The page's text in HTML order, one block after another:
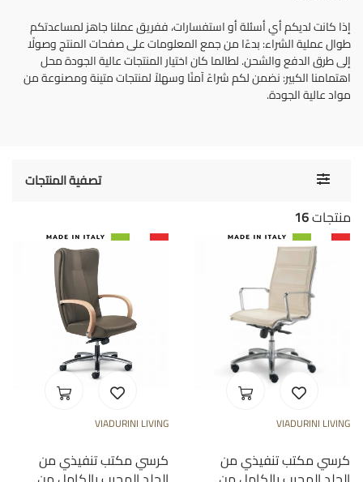
إذا كانت لديكم أي أسئلة أو استفسارات، ففريق عملنا جاهز لمساعدتكم
طوال عملية الشراء: بدءًا من جمع المعلومات على صفحات المنتج وصولًا
إلى طرق الدفع والشحن. لطالما كان اختيار المنتجات عالية الجودة محل
اهتمامنا الكبير: نضمن لكم شراءً آمنًا وسهلاً لمنتجات متينة ومصنوعة من
مواد عالية الجودة.
Toggle تصفية المنتجات
16منتجات
VIADURINI LIVING
كرسي مكتب تنفيذي من
VIADURINI LIVING
كرسي مكتب تنفيذي من